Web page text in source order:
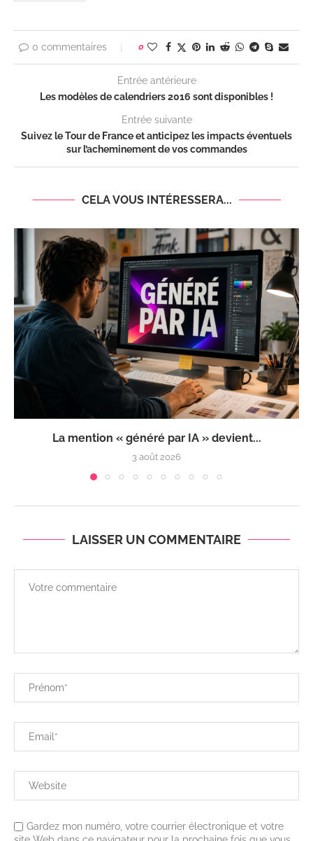
0 commentaires 0
Entrée antérieure
Les modèles de calendriers 2016 sont disponibles !
Entrée suivante
Suivez le Tour de France et anticipez les impacts éventuels
sur l’acheminement de vos commandes
CELA VOUS INTÉRESSERA...
La mention « généré par IA » devient...
3 août 2026
LAISSER UN COMMENTAIRE
Gardez mon numéro, votre courrier électronique et votre